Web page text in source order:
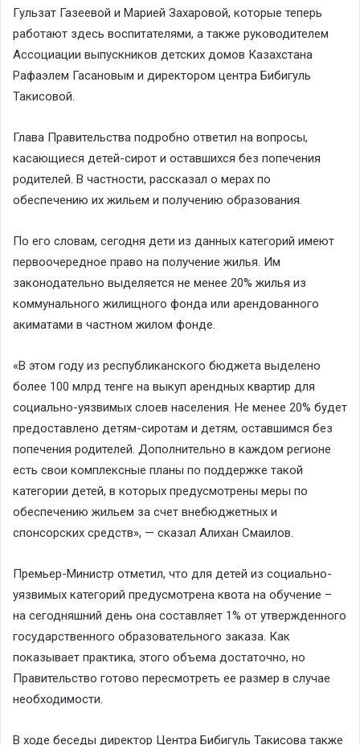
Гульзат Газеевой и Марией Захаровой, которые теперь
работают здесь воспитателями, а также руководителем
Ассоциации выпускников детских домов Казахстана
Рафаэлем Гасановым и директором центра Бибигуль
Такисовой.
Глава Правительства подробно ответил на вопросы,
касающиеся детей-сирот и оставшихся без попечения
родителей. В частности, рассказал о мерах по
обеспечению их жильем и получению образования.
По его словам, сегодня дети из данных категорий имеют
первоочередное право на получение жилья. Им
законодательно выделяется не менее 20% жилья из
коммунального жилищного фонда или арендованного
акиматами в частном жилом фонде.
«В этом году из республиканского бюджета выделено
более 100 млрд тенге на выкуп арендных квартир для
социально-уязвимых слоев населения. Не менее 20% будет
предоставлено детям-сиротам и детям, оставшимся без
попечения родителей. Дополнительно в каждом регионе
есть свои комплексные планы по поддержке такой
категории детей, в которых предусмотрены меры по
обеспечению жильем за счет внебюджетных и
спонсорских средств», — сказал Алихан Смаилов.
Премьер-Министр отметил, что для детей из социально-
уязвимых категорий предусмотрена квота на обучение –
на сегодняшний день она составляет 1% от утвержденного
государственного образовательного заказа. Как
показывает практика, этого объема достаточно, но
Правительство готово пересмотреть ее размер в случае
необходимости.
В ходе беседы директор Центра Бибигуль Такисова также